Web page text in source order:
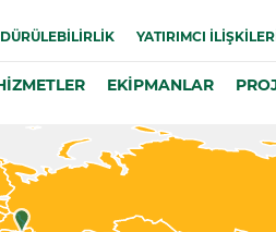
YATIRIMCI
EKİPMANLAR